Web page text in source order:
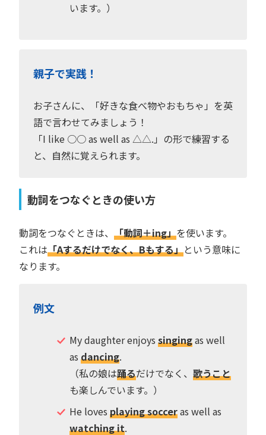
います。）
親子で実践！
お子さんに、「好きな食べ物やおもちゃ」を英
語で言わせてみましょう！
「I like ○○ as well as △△.」の形で練習する
と、自然に覚えられます。
動詞をつなぐときの使い方
動詞をつなぐときは、 「動詞＋ing」を使います。
これは「Aするだけでなく、Bもする」という意味に
なります。
例文
My daughter enjoys singingas well
as dancing.
（私の娘は踊るだけでなく、 歌うこと
も楽しんでいます。）
He loves playing socceras well as
watching it.